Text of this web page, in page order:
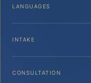
LANGUAGES
INTAKE
CONSULTATION